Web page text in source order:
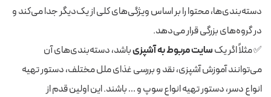
دسته‌بندی‌ها، محتوا را بر اساس ویژگی‌های کلی از یک‌دیگر جدا می‌کند و
در گروه‌های بزرگی قرار می‌دهد.
✅ مثلاً اگر یکسایت مربوط به آشپزیباشد، دسته‌بندی‌های آن
می‌توانند آموزش آشپزی، نقد و بررسی غذای ملل مختلف، دستور تهیه
انواع دسر، دستور تهیه انواع سوپ و … باشند. این اولین قدم از